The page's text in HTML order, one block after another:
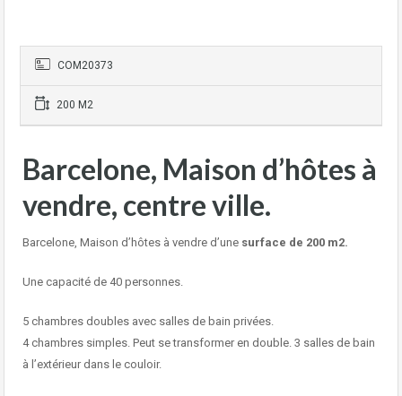
COM20373
200 M2
Barcelone, Maison d’hôtes à
vendre, centre ville.
Barcelone, Maison d’hôtes à vendre d’une surface de 200 m2.
Une capacité de 40 personnes.
5 chambres doubles avec salles de bain privées.
4 chambres simples. Peut se transformer en double. 3 salles de bain
à l’extérieur dans le couloir.